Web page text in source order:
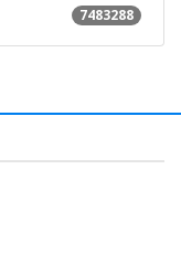
7483288